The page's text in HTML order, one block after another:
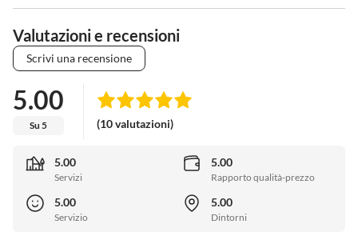
Valutazioni e recensioni
Scrivi una recensione
5.00
Su 5 (10 valutazioni)
5.00
Servizi
5.00
Rapporto qualità-prezzo
5.00
Servizio
5.00
Dintorni